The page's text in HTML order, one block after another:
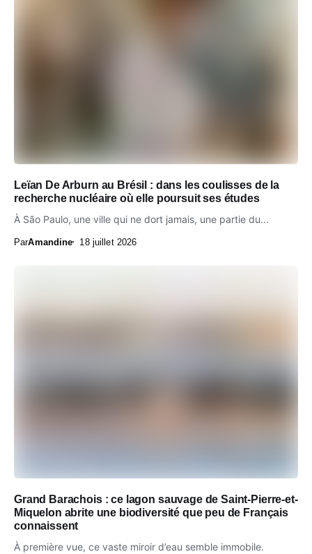
Leïan De Arburn au Brésil : dans les coulisses de la
recherche nucléaire où elle poursuit ses études
À São Paulo, une ville qui ne dort jamais, une partie du...
ParAmandine 18 juillet 2026
Grand Barachois : ce lagon sauvage de Saint-Pierre-et-
Miquelon abrite une biodiversité que peu de Français
connaissent
À première vue, ce vaste miroir d’eau semble immobile.